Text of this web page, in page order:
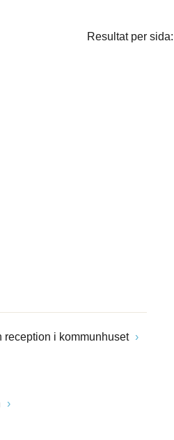
Resultat per sida:
reception i kommunhuset